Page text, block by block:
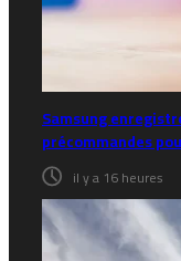
Samsung
précommandes
il y a 16 heures